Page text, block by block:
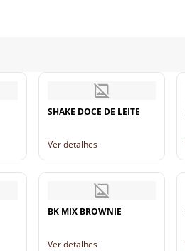
SHAKE DOCE DE LEITE
Ver detalhes
BK MIX BROWNIE
Ver detalhes